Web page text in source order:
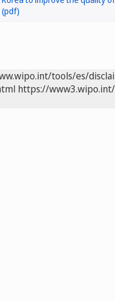
tools/es/
https://